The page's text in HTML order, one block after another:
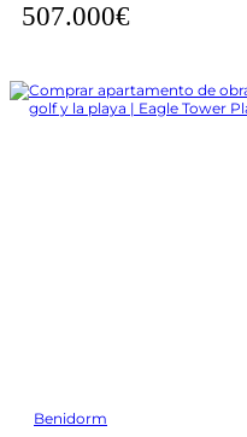
507.000€
Benidorm